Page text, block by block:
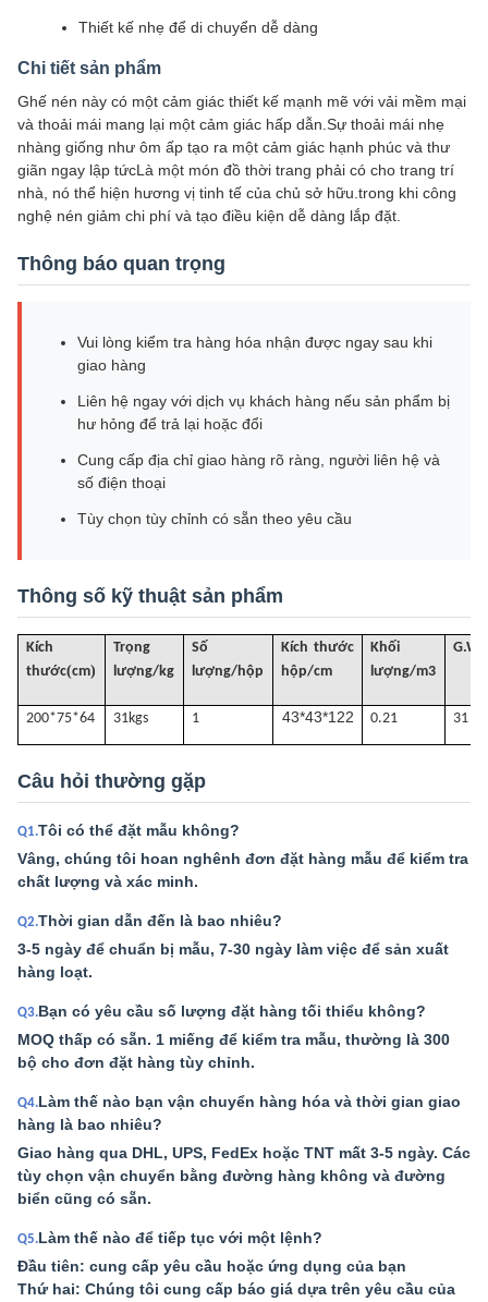
Thiết kế nhẹ để di chuyển dễ dàng
Chi tiết sản phẩm
Ghế nén này có một cảm giác thiết kế mạnh mẽ với vải mềm mại
và thoải mái mang lại một cảm giác hấp dẫn.Sự thoải mái nhẹ
nhàng giống như ôm ấp tạo ra một cảm giác hạnh phúc và thư
giãn ngay lập tứcLà một món đồ thời trang phải có cho trang trí
nhà, nó thể hiện hương vị tinh tế của chủ sở hữu.trong khi công
nghệ nén giảm chi phí và tạo điều kiện dễ dàng lắp đặt.
Thông báo quan trọng
Vui lòng kiểm tra hàng hóa nhận được ngay sau khi
giao hàng
Liên hệ ngay với dịch vụ khách hàng nếu sản phẩm bị
hư hỏng để trả lại hoặc đổi
Cung cấp địa chỉ giao hàng rõ ràng, người liên hệ và
số điện thoại
Tùy chọn tùy chỉnh có sẵn theo yêu cầu
Thông số kỹ thuật sản phẩm
Kích
thước(cm)
Trọng
lượng/kg
Số
lượng/hộp
Kích thước
hộp/cm
Khối
lượng/m3
G
200*75*64 31kgs 1 43*43*122 0.21 31
Câu hỏi thường gặp
Q1.Tôi có thể đặt mẫu không?
Vâng, chúng tôi hoan nghênh đơn đặt hàng mẫu để kiểm tra
chất lượng và xác minh.
Q2.Thời gian dẫn đến là bao nhiêu?
3-5 ngày để chuẩn bị mẫu, 7-30 ngày làm việc để sản xuất
hàng loạt.
Q3.Bạn có yêu cầu số lượng đặt hàng tối thiểu không?
MOQ thấp có sẵn. 1 miếng để kiểm tra mẫu, thường là 300
bộ cho đơn đặt hàng tùy chỉnh.
Q4.Làm thế nào bạn vận chuyển hàng hóa và thời gian giao
hàng là bao nhiêu?
Giao hàng qua DHL, UPS, FedEx hoặc TNT mất 3-5 ngày. Các
tùy chọn vận chuyển bằng đường hàng không và đường
biển cũng có sẵn.
Q5.Làm thế nào để tiếp tục với một lệnh?
Đầu tiên: cung cấp yêu cầu hoặc ứng dụng của bạn
Thứ hai: Chúng tôi cung cấp báo giá dựa trên yêu cầu của